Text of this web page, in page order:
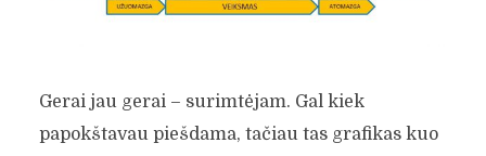
Gerai jau gerai – surimtėjam. Gal kiek
papokštavau piešdama, tačiau tas grafikas kuo